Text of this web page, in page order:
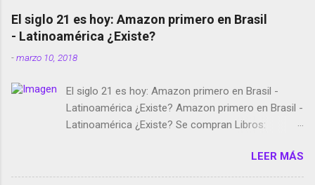
El siglo 21 es hoy: Amazon primero en Brasil
- Latinoamérica ¿Existe?
-marzo 10, 2018
El siglo 21 es hoy: Amazon primero en Brasil -
Latinoamérica ¿Existe? Amazon primero en Brasil -
Latinoamérica ¿Existe? Se compran Libros:
temporada de Black Mirror Twitter deja de verificar
cuentas Responden los fotógrafos Brian May y el
LEER MÁS